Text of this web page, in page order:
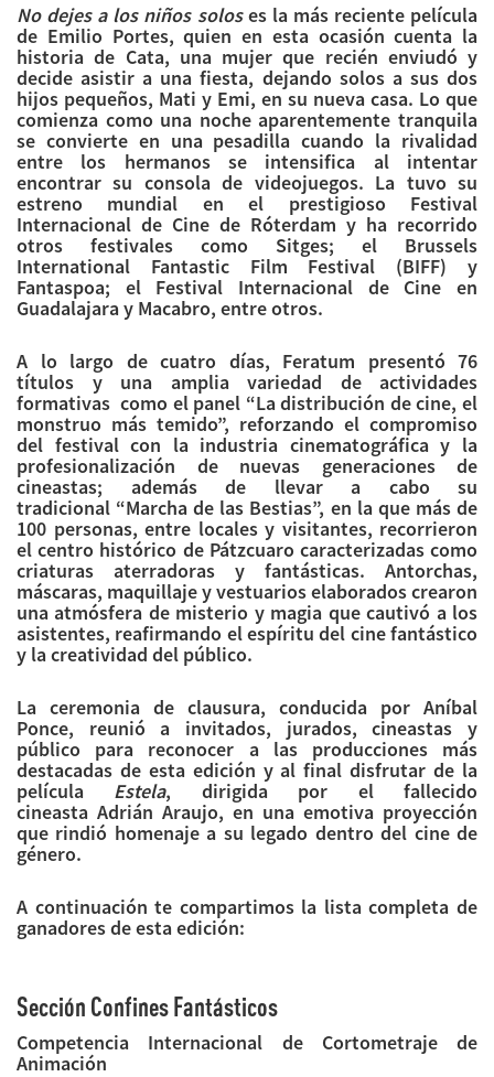
No dejes a los niños soloses la más reciente película
de Emilio Portes, quien en esta ocasión cuenta la
historia de Cata, una mujer que recién enviudó y
decide asistir a una fiesta, dejando solos a sus dos
hijos pequeños, Mati y Emi, en su nueva casa. Lo que
comienza como una noche aparentemente tranquila
se convierte en una pesadilla cuando la rivalidad
entre los hermanos se intensifica al intentar
encontrar su consola de videojuegos. La tuvo su
estreno mundial en el prestigioso Festival
Internacional de Cine de Róterdam y ha recorrido
otros festivales como Sitges; el Brussels
International Fantastic Film Festival (BIFF) y
Fantaspoa; el Festival Internacional de Cine en
Guadalajara y Macabro, entre otros.
A lo largo de cuatro días, Feratum presentó 76
títulos y una amplia variedad de actividades
formativas como el panel “La distribución de cine, el
monstruo más temido”, reforzando el compromiso
del festival con la industria cinematográfica y la
profesionalización de nuevas generaciones de
cineastas; además de llevar a cabo su
tradicional “Marcha de las Bestias”, en la que más de
100 personas, entre locales y visitantes, recorrieron
el centro histórico de Pátzcuaro caracterizadas como
criaturas aterradoras y fantásticas. Antorchas,
máscaras, maquillaje y vestuarios elaborados crearon
una atmósfera de misterio y magia que cautivó a los
asistentes, reafirmando el espíritu del cine fantástico
y la creatividad del público.
La ceremonia de clausura, conducida por Aníbal
Ponce, reunió a invitados, jurados, cineastas y
público para reconocer a las producciones más
destacadas de esta edición y al final disfrutar de la
película Estela, dirigida por el fallecido
cineasta Adrián Araujo, en una emotiva proyección
que rindió homenaje a su legado dentro del cine de
género.
A continuación te compartimos la lista completa de
ganadores de esta edición:
Sección Confines Fantásticos
Competencia Internacional de Cortometraje de
Animación